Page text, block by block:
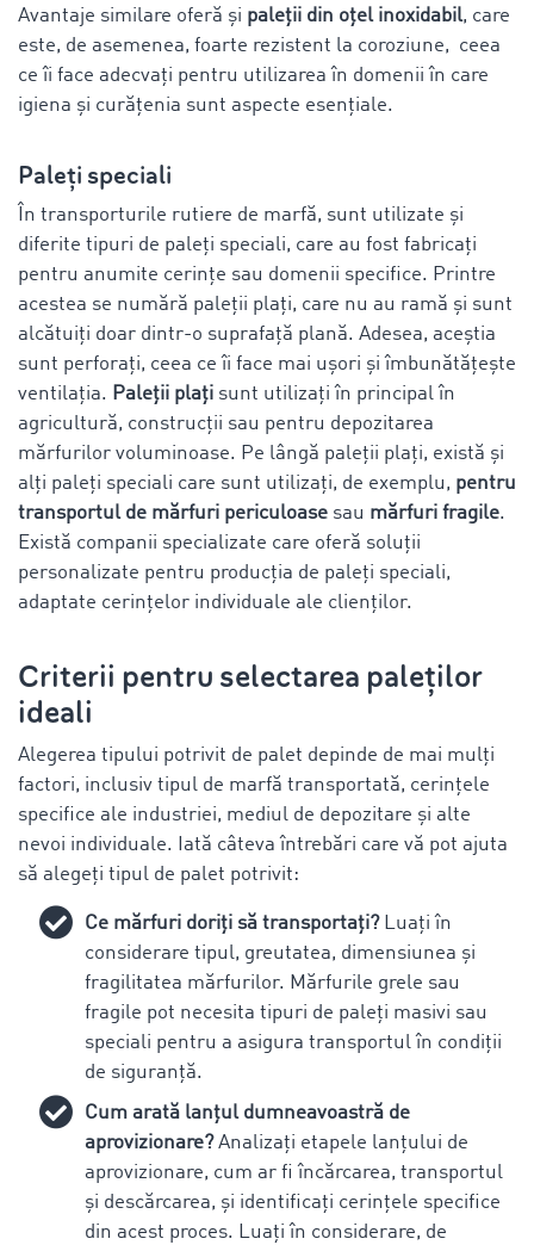
Avantaje similare oferă și paleții din oțel inoxidabil, care
este, de asemenea, foarte rezistent la coroziune, ceea
ce îi face adecvați pentru utilizarea în domenii în care
igiena și curățenia sunt aspecte esențiale.
Paleți speciali
În transporturile rutiere de marfă, sunt utilizate și
diferite tipuri de paleți speciali, care au fost fabricați
pentru anumite cerințe sau domenii specifice. Printre
acestea se numără paleții plați, care nu au ramă și sunt
alcătuiți doar dintr-o suprafață plană. Adesea, aceștia
sunt perforați, ceea ce îi face mai ușori și îmbunătățește
ventilația. Paleții plați sunt utilizați în principal în
agricultură, construcții sau pentru depozitarea
mărfurilor voluminoase. Pe lângă paleții plați, există și
alți paleți speciali care sunt utilizați, de exemplu, pentru
transportul de mărfuri periculoase sau mărfuri fragile.
Există companii specializate care oferă soluții
personalizate pentru producția de paleți speciali,
adaptate cerințelor individuale ale clienților.
Criterii pentru selectarea paleților
ideali
Alegerea tipului potrivit de palet depinde de mai mulți
factori, inclusiv tipul de marfă transportată, cerințele
specifice ale industriei, mediul de depozitare și alte
nevoi individuale. Iată câteva întrebări care vă pot ajuta
să alegeți tipul de palet potrivit:
Ce mărfuri doriți să transportați?Luați în
considerare tipul, greutatea, dimensiunea și
fragilitatea mărfurilor. Mărfurile grele sau
fragile pot necesita tipuri de paleți masivi sau
speciali pentru a asigura transportul în condiții
de siguranță.
Cum arată lanțul dumneavoastră de
aprovizionare?Analizați etapele lanțului de
aprovizionare, cum ar fi încărcarea, transportul
și descărcarea, și identificați cerințele specifice
din acest proces. Luați în considerare, de